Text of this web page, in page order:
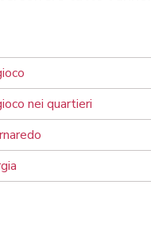
nei quartieri